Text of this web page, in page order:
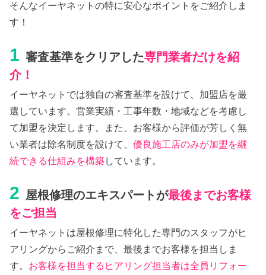
そんなイーヤネットの特に安心なポイントをご紹介しま
す！
1 審査基準をクリアした専門業者だけを紹
介！
イーヤネットでは独自の審査基準を設けて、加盟店を厳
選しています。営業実績・工事年数・地域などを考慮し
て加盟を決定します。また、お客様から評価が芳しく無
い業者は除名制度を設けて、優良施工店のみが加盟を継
続できる仕組みを構築しています。
2 屋根修理のエキスパートが最後までお客様
をご担当
イーヤネットは屋根修理に特化した専門のスタッフがヒ
アリングからご紹介まで、最後までお客様を担当しま
す。 お客様を担当するヒアリング担当者は全員リフォー